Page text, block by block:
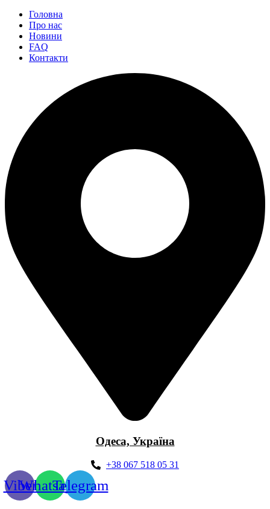
Головна
Про нас
Новини
FAQ
Контакти
Одеса, Україна
+38 067 518 05 31
ViberWhatsappTelegram